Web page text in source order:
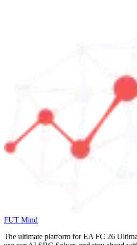
FUT Mind
The ultimate platform for EA FC 26